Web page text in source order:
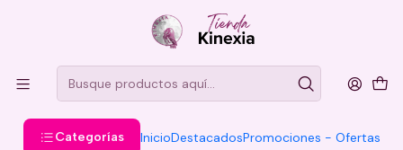
Categorías InicioDestacadosPromociones - Ofertas